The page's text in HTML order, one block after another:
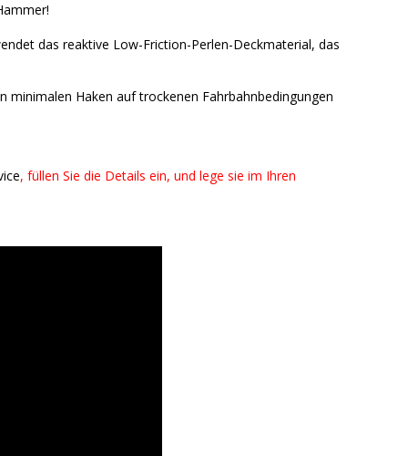
das reaktive Low-Friction-Perlen-Deckmaterial, das
Haken auf trockenen Fahrbahnbedingungen
, füllen Sie die Details ein, und lege sie im Ihren